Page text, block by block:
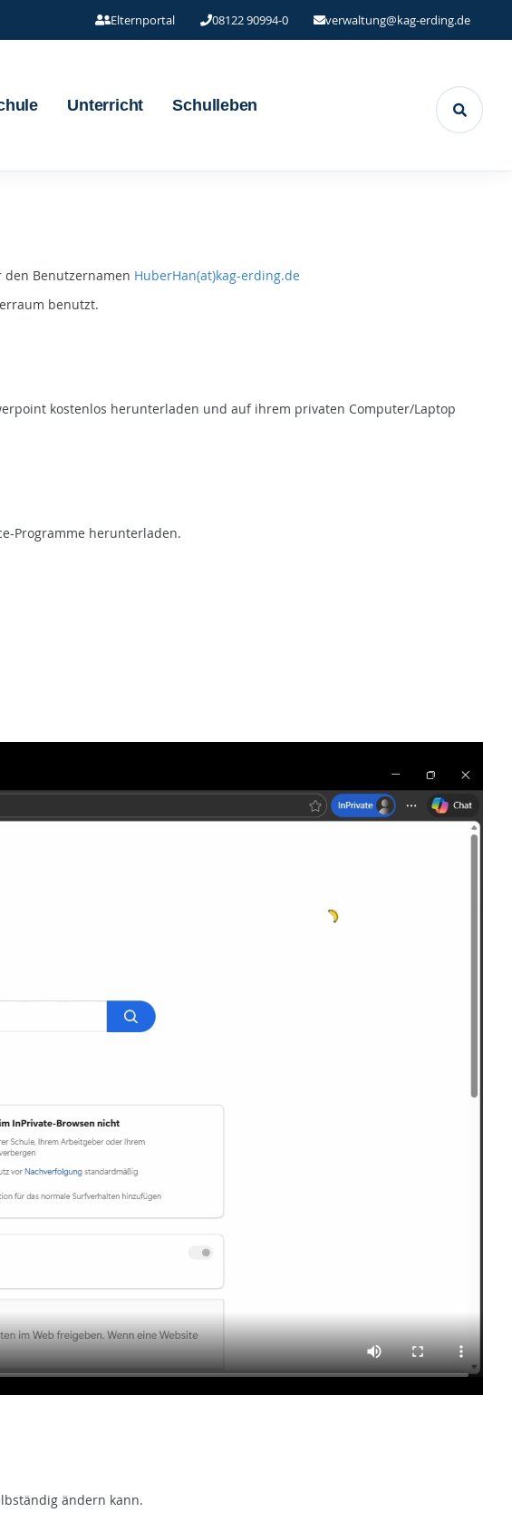
Elternportal 08122 90994-0 verwaltung@kag-erding.de
Unterricht Schulleben
den Benutzernamen HuberHan(at)kag-erding.de
benutzt.
kostenlos herunterladen und auf ihrem privaten Computer/Laptop
Programme herunterladen.
ändern kann.